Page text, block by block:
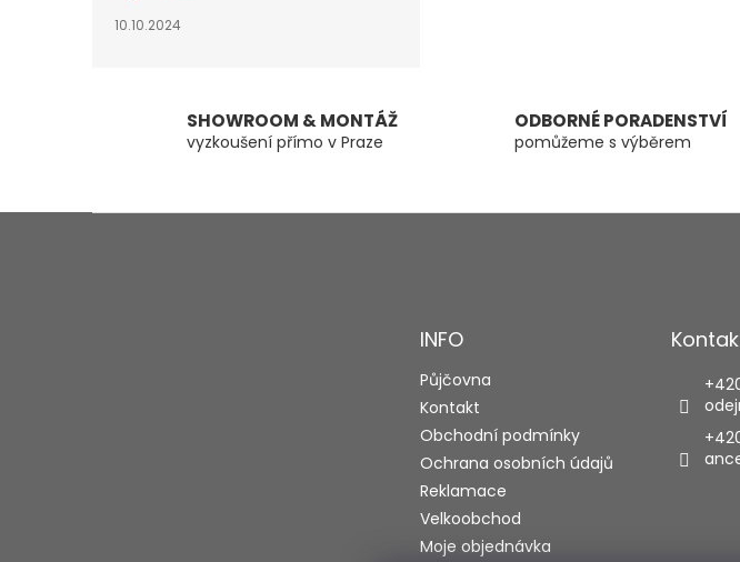
10.10.2024
SHOWROOM & MONTÁŽ
vyzkoušení přímo v Praze
ODBORNÉ PORADENSTVÍ
pomůžeme s výběrem
INFO
Půjčovna
Kontakt
Obchodní podmínky
Ochrana osobních údajů
Reklamace
Velkoobchod
Moje objednávka